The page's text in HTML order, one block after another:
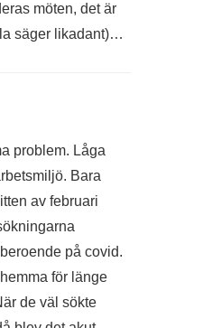
möten, det är
säger likadant)…
problem. Låga
Bara
av februari
på covid.
för länge
de väl sökte